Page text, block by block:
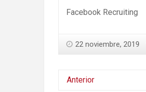
Facebook Recruiting
22 noviembre, 2019
Anterior